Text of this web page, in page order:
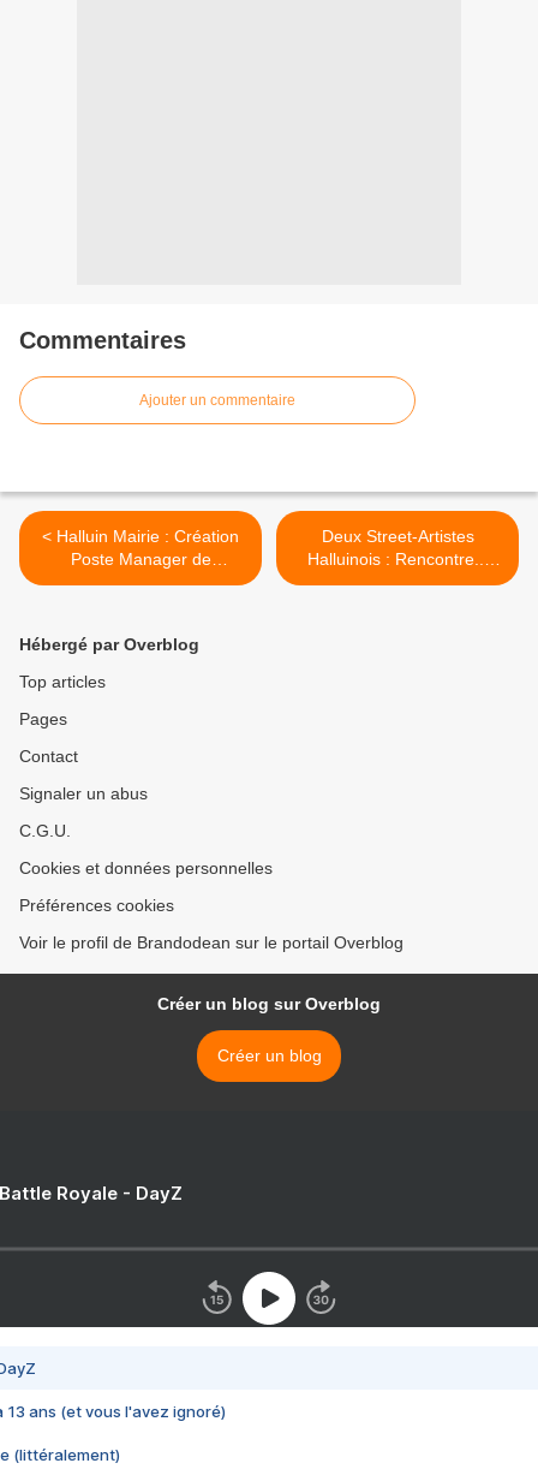
Commentaires
Ajouter un commentaire
< Halluin Mairie : Création
Poste Manager de
Commerces (Nov. 2021).
Deux Street-Artistes
Halluinois : Rencontre...
Sheak et Shorty'Man (Nov.
Hébergé par Overblog
Top articles
Pages
Contact
Signaler un abus
C.G.U.
Cookies et données personnelles
Préférences cookies
Voir le profil de Brandodean sur le portail Overblog
Créer un blog sur Overblog
Créer un blog
Royale - DayZ
13 ans (et vous l'avez ignoré)
(littéralement)